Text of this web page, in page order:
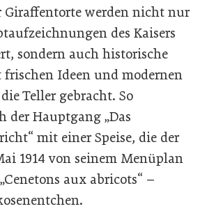
Giraffentorte werden nicht nur
des Kaisers
sondern auch historische
Ideen und modernen
Teller gebracht. So
der Hauptgang „Das
mit einer Speise, die der
1914 von seinem Menüplan
aux abricots“ –